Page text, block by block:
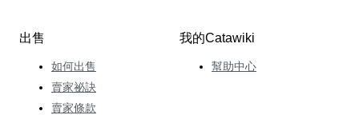
出售
如何出售
賣家祕訣
賣家條款
我的Catawiki
幫助中心